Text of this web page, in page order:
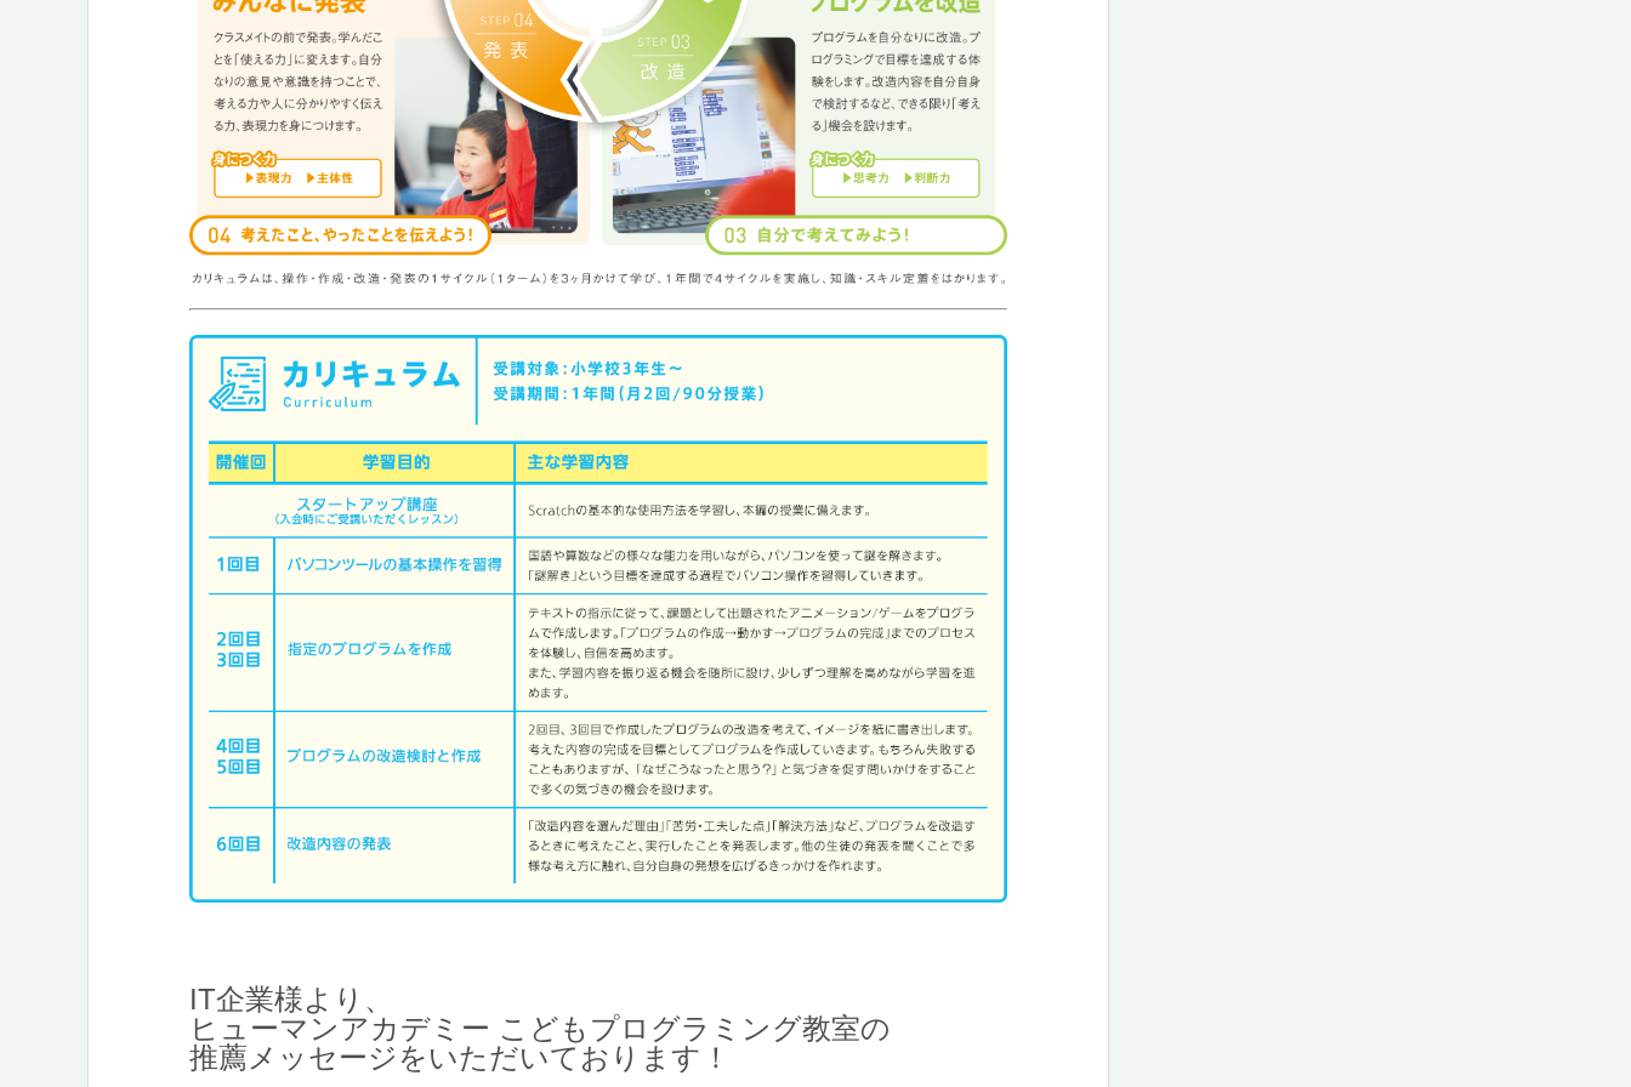
IT企業様より、
ヒューマンアカデミー こどもプログラミング教室の
推薦メッセージをいただいております！